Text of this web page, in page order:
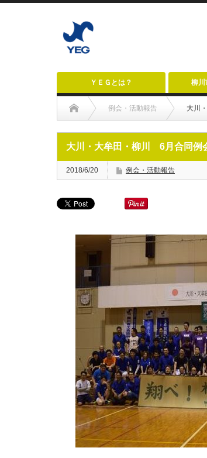
ＹＥＧとは？ 柳川
例会・活動報告 大川
大川・大牟田・柳川 6月合同例
2018/6/20 例会・活動報告